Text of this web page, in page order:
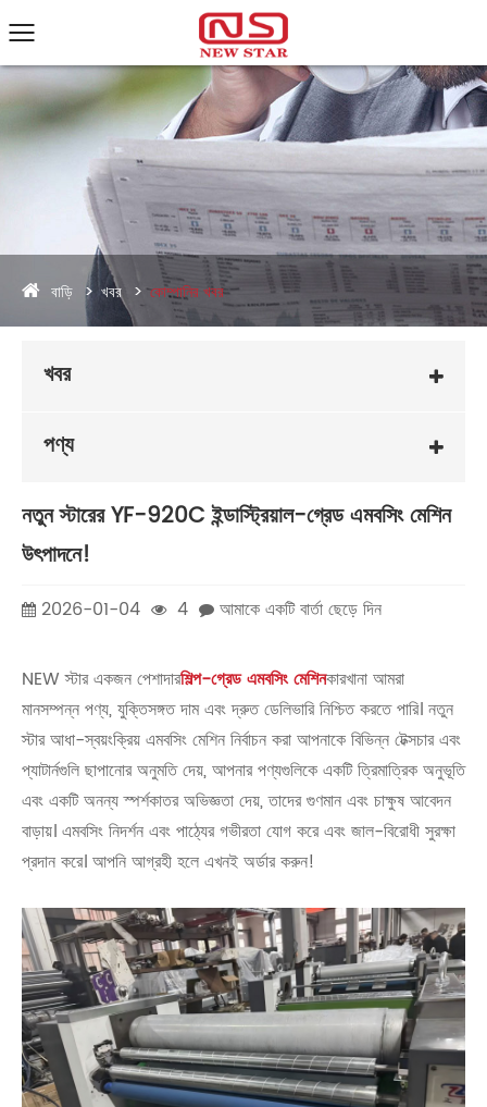
বাড়ি খবর কোম্পানির খবর
খবর
পণ্য
নতুন স্টারের YF-920C ইন্ডাস্ট্রিয়াল-গ্রেড এমবসিং মেশিন
উৎপাদনে!
2026-01-04 4 আমাকে একটি বার্তা ছেড়ে দিন
NEW স্টার একজন পেশাদারশিল্প-গ্রেড এমবসিং মেশিনকারখানা আমরা
মানসম্পন্ন পণ্য, যুক্তিসঙ্গত দাম এবং দ্রুত ডেলিভারি নিশ্চিত করতে পারি। নতুন
স্টার আধা-স্বয়ংক্রিয় এমবসিং মেশিন নির্বাচন করা আপনাকে বিভিন্ন টেক্সচার এবং
প্যাটার্নগুলি ছাপানোর অনুমতি দেয়, আপনার পণ্যগুলিকে একটি ত্রিমাত্রিক অনুভূতি
এবং একটি অনন্য স্পর্শকাতর অভিজ্ঞতা দেয়, তাদের গুণমান এবং চাক্ষুষ আবেদন
বাড়ায়। এমবসিং নিদর্শন এবং পাঠ্যের গভীরতা যোগ করে এবং জাল-বিরোধী সুরক্ষা
প্রদান করে। আপনি আগ্রহী হলে এখনই অর্ডার করুন!